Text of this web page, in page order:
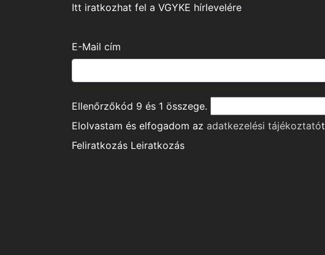
Itt iratkozhat fel a VGYKE hírlevelére
E-Mail cím
Ellenőrzőkód 9 és 1 összege.
Elolvastam és elfogadom az adatkezelési tájékoztatót
Feliratkozás Leiratkozás